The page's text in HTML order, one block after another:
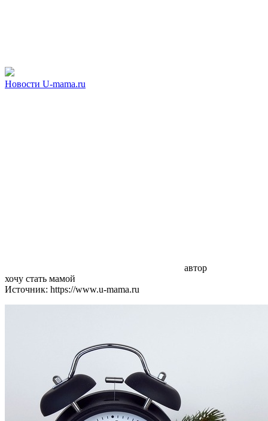
Новости U-mama.ru
автор
хочу стать мамой
Источник: https://www.u-mama.ru